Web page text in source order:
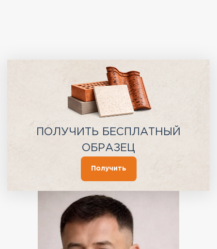
ПОЛУЧИТЬ БЕСПЛАТНЫЙ
ОБРАЗЕЦ
Получить